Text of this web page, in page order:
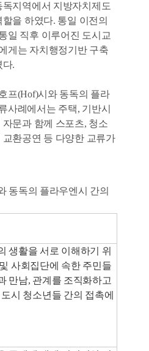
지역에서 지방자치제도
을 하였다. 통일 이전의
일 직후 이루어진 도시교
게는 자치행정기반 구축
다.
프(Hof)시와 동독의 플라
사례에서는 주택, 기반시
문과 함께 스포츠, 청소
환공연 등 다양한 교류가
동독의 플라우엔시 간의
생활을 서로 이해하기 위
사회집단에 속한 주민들
만남, 관계를 조직화하고
시 청소년들 간의 접촉에